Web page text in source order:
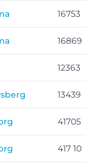
16753
16869
12363
13439
41705
417 10